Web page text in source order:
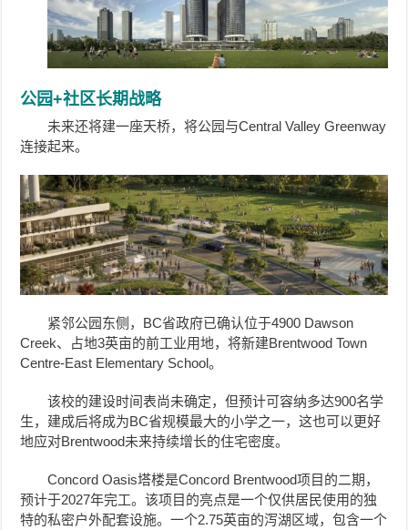
公园+社区长期战略
未来还将建一座天桥，将公园与Central Valley Greenway
连接起来。
紧邻公园东侧，BC省政府已确认位于4900 Dawson
Creek、占地3英亩的前工业用地，将新建Brentwood Town
Centre-East Elementary School。
该校的建设时间表尚未确定，但预计可容纳多达900名学
生，建成后将成为BC省规模最大的小学之一，这也可以更好
地应对Brentwood未来持续增长的住宅密度。
Concord Oasis塔楼是Concord Brentwood项目的二期，
预计于2027年完工。该项目的亮点是一个仅供居民使用的独
特的私密户外配套设施。一个2.75英亩的泻湖区域，包含一个